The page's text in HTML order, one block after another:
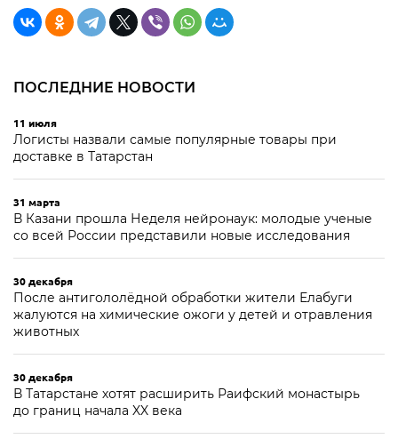
ПОСЛЕДНИЕ НОВОСТИ
11 июля
Логисты назвали самые популярные товары при
доставке в Татарстан
31 марта
В Казани прошла Неделя нейронаук: молодые ученые
со всей России представили новые исследования
30 декабря
После антигололёдной обработки жители Елабуги
жалуются на химические ожоги у детей и отравления
животных
30 декабря
В Татарстане хотят расширить Раифский монастырь
до границ начала XX века